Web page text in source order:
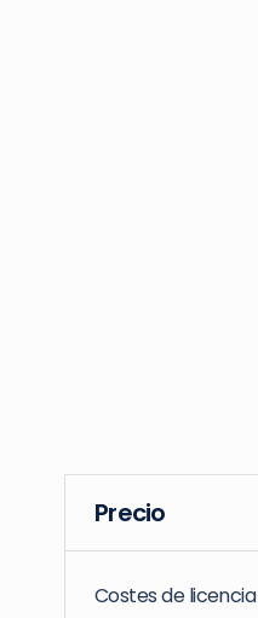
Precio
Costes de licencia